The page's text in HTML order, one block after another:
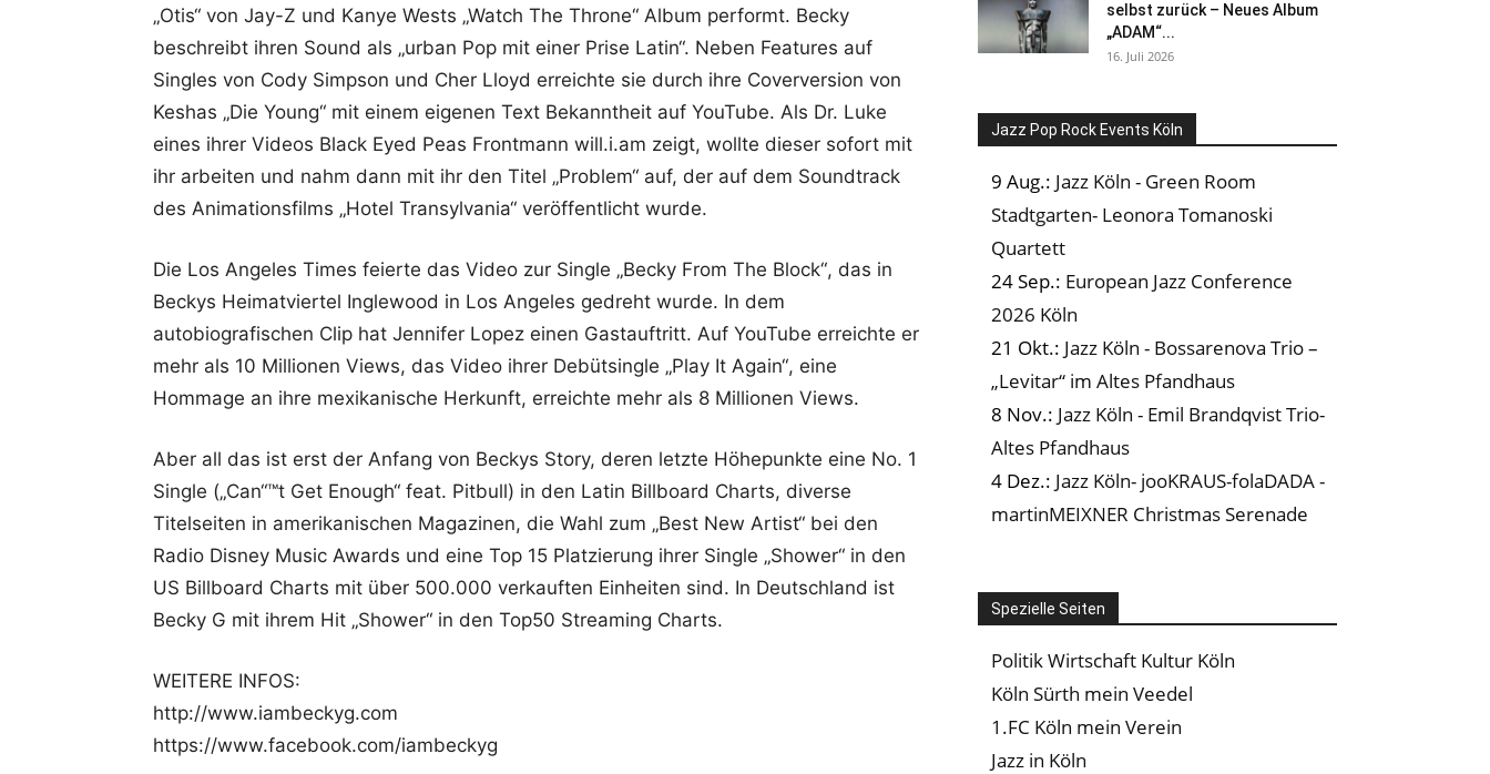
„Otis“ von Jay-Z und Kanye Wests „Watch The Throne“ Album performt. Becky
beschreibt ihren Sound als „urban Pop mit einer Prise Latin“. Neben Features auf
Singles von Cody Simpson und Cher Lloyd erreichte sie durch ihre Coverversion von
Keshas „Die Young“ mit einem eigenen Text Bekanntheit auf YouTube. Als Dr. Luke
eines ihrer Videos Black Eyed Peas Frontmann will.i.am zeigt, wollte dieser sofort mit
ihr arbeiten und nahm dann mit ihr den Titel „Problem“ auf, der auf dem Soundtrack
des Animationsfilms „Hotel Transylvania“ veröffentlicht wurde.
Die Los Angeles Times feierte das Video zur Single „Becky From The Block“, das in
Beckys Heimatviertel Inglewood in Los Angeles gedreht wurde. In dem
autobiografischen Clip hat Jennifer Lopez einen Gastauftritt. Auf YouTube erreichte er
mehr als 10 Millionen Views, das Video ihrer Debütsingle „Play It Again“, eine
Hommage an ihre mexikanische Herkunft, erreichte mehr als 8 Millionen Views.
Aber all das ist erst der Anfang von Beckys Story, deren letzte Höhepunkte eine No. 1
Single („Can“™t Get Enough“ feat. Pitbull) in den Latin Billboard Charts, diverse
Titelseiten in amerikanischen Magazinen, die Wahl zum „Best New Artist“ bei den
Radio Disney Music Awards und eine Top 15 Platzierung ihrer Single „Shower“ in den
US Billboard Charts mit über 500.000 verkauften Einheiten sind. In Deutschland ist
Becky G mit ihrem Hit „Shower“ in den Top50 Streaming Charts.
WEITERE INFOS:
http://www.iambeckyg.com
https://www.facebook.com/iambeckyg
selbst zurück – Neues Album
„ADAM“...
16. Juli 2026
Jazz Pop Rock Events Köln
9 Aug.: Jazz Köln - Green Room
Stadtgarten- Leonora Tomanoski
Quartett
24 Sep.: European Jazz Conference
2026 Köln
21 Okt.: Jazz Köln - Bossarenova Trio –
„Levitar“ im Altes Pfandhaus
8 Nov.: Jazz Köln - Emil Brandqvist Trio-
Altes Pfandhaus
4 Dez.: Jazz Köln- jooKRAUS-folaDADA -
martinMEIXNER Christmas Serenade
Spezielle Seiten
Politik Wirtschaft Kultur Köln
Köln Sürth mein Veedel
1.FC Köln mein Verein
Jazz in Köln